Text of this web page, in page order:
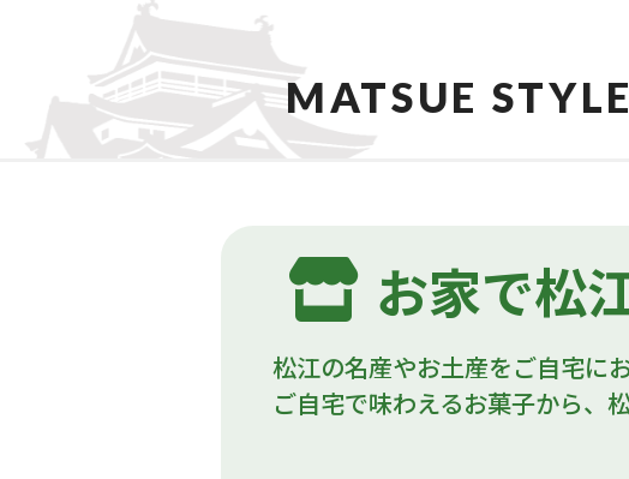
MATSUE STYLE
お家で松
松江の名産やお土産をご自宅に
ご自宅で味わえるお菓子から、